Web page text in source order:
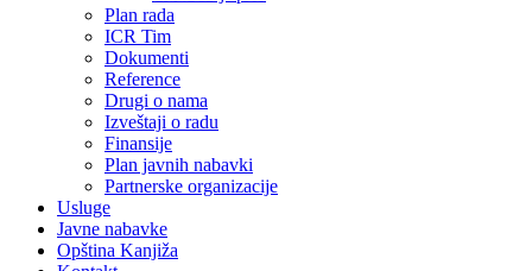
Plan rada
ICR Tim
Dokumenti
Reference
Drugi o nama
Izveštaji o radu
Finansije
Plan javnih nabavki
Partnerske organizacije
Usluge
Javne nabavke
Opština Kanjiža